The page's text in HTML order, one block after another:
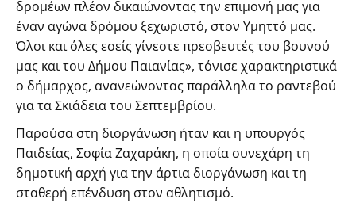
δρομέων πλέον δικαιώνοντας την επιμονή μας για
έναν αγώνα δρόμου ξεχωριστό, στον Υμηττό μας.
Όλοι και όλες εσείς γίνεστε πρεσβευτές του βουνού
μας και του Δήμου Παιανίας», τόνισε χαρακτηριστικά
ο δήμαρχος, ανανεώνοντας παράλληλα το ραντεβού
για τα Σκιάδεια του Σεπτεμβρίου.
Παρούσα στη διοργάνωση ήταν και η υπουργός
Παιδείας, Σοφία Ζαχαράκη, η οποία συνεχάρη τη
δημοτική αρχή για την άρτια διοργάνωση και τη
σταθερή επένδυση στον αθλητισμό.